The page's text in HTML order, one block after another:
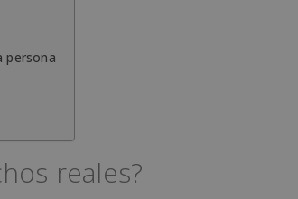
persona
reales?